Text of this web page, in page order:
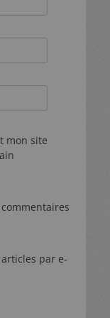
mon site
par e-
Vous aurez un